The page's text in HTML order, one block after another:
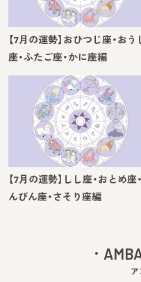
【7月の運勢】おひつじ座・おう
座・ふたご座・かに座編
【7月の運勢】しし座・おとめ座
んびん座・さそり座編
ア